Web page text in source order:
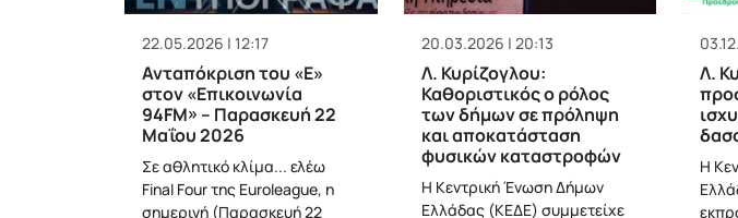
22.05.2026 | 12:17
Ανταπόκριση του «Ε»
στον «Επικοινωνία
94FM» – Παρασκευή 22
Μαΐου 2026
Σε αθλητικό κλίμα... ελέω
Final Four της Euroleague, η
σημερινή (Παρασκευή 22
20.03.2026 | 20:13
Λ. Κυρίζογλου:
Καθοριστικός ο ρόλος
των δήμων σε πρόληψη
και αποκατάσταση
φυσικών καταστροφών
Η Κεντρική Ένωση Δήμων
Ελλάδας (ΚΕΔΕ) συμμετείχε
Λ.
Η